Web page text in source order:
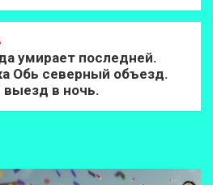
умирает последней.
Обь северный объезд.
выезд в ночь.